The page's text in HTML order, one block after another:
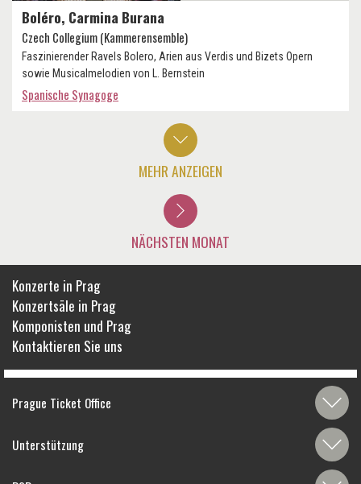
Boléro, Carmina Burana
Czech Collegium (Kammerensemble)
Faszinierender Ravels Bolero, Arien aus Verdis und Bizets Opern
sowie Musicalmelodien von L. Bernstein
Spanische Synagoge
MEHR ANZEIGEN
NÄCHSTEN MONAT
Konzerte in Prag
Konzertsäle in Prag
Komponisten und Prag
Kontaktieren Sie uns
Prague Ticket Office
Unterstützung